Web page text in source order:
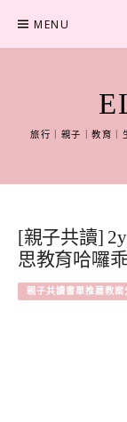
content
MENU
旅行｜親子｜教育｜
[親子共讀]
思教育哈囉
親子共讀書單推薦教案